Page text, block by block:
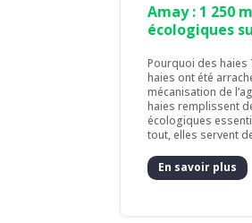
Amay : 1 250
écologiques
Pourquoi des haies
haies ont été
mécanisation de
haies remplissent
écologiques
tout, elles servent
En savoir plus